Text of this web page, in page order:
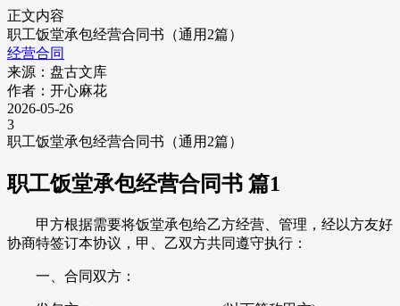
正文内容
职工饭堂承包经营合同书（通用2篇）
经营合同
来源：盘古文库
作者：开心麻花
2026-05-26
3
职工饭堂承包经营合同书（通用2篇）
职工饭堂承包经营合同书 篇1
甲方根据需要将饭堂承包给乙方经营、管理，经以方友好
协商特签订本协议，甲、乙双方共同遵守执行：
一、合同双方：